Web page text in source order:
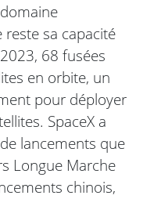
sa capacité
68 fusées
en orbite, un
pour déployer
SpaceX a
lancements que
Longue Marche
chinois,